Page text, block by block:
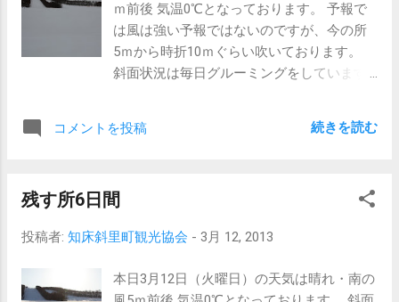
ｍ前後 気温0℃となっております。 予報で
は風は強い予報ではないのですが、今の所
5ｍから時折10ｍぐらい吹いております。
斜面状況は毎日グルーミングをしています
ウナベツスキー場
間となりました。 本日は最後の水曜割とな
し下さい。 尚、昨日も記載しましたが食堂
ご用意してお越しください。
コメントを投稿 続きを読む
残す所6日間
投稿者: 知床斜里町観光協会 - 3月 12, 2013
本日3月12日（火曜日）の天気は晴れ・南の